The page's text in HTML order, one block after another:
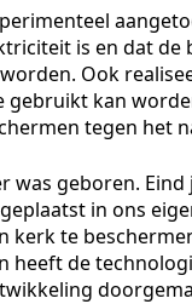
is en dat de
Ook
gebruikt kan
tegen het
was geboren. Eind
in ons
kerk te
heeft de